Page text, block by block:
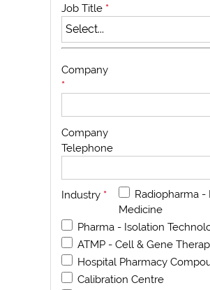
Job Title *
Company
*
Company
Telephone
Industry *
Radiopharma -
Medicine
Pharma - Isolation
ATMP - Cell & Gene
Hospital Pharmacy
Calibration Centre